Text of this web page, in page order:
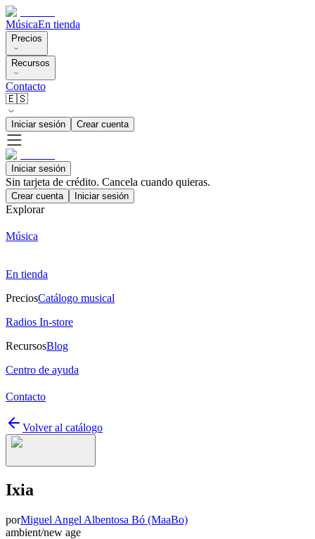
MúsicaEn tienda
Precios
Recursos
Contacto
🇪🇸
Iniciar sesión Crear cuenta
Iniciar sesión
Sin tarjeta de crédito. Cancela cuando quieras.
Crear cuenta Iniciar sesión
Explorar
Música
En tienda
PreciosCatálogo musical
Radios In-store
RecursosBlog
Centro de ayuda
Contacto
Volver al catálogo
Ixia
porMiguel Angel Albentosa Bó (MaaBo)
ambient/new age